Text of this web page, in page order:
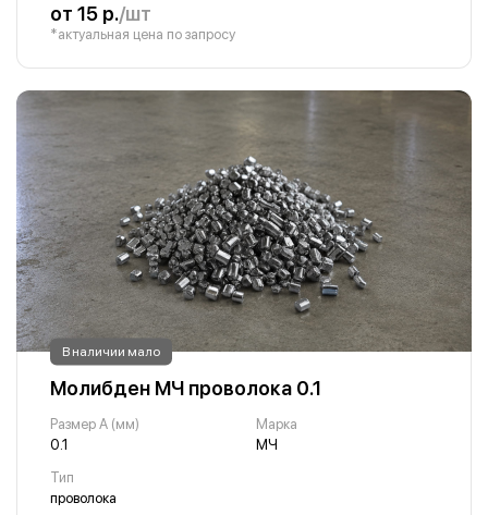
от 15 р./шт
*актуальная цена по запросу
В наличии мало
Молибден МЧ проволока 0.1
Размер A (мм)
0.1
Марка
МЧ
Тип
проволока